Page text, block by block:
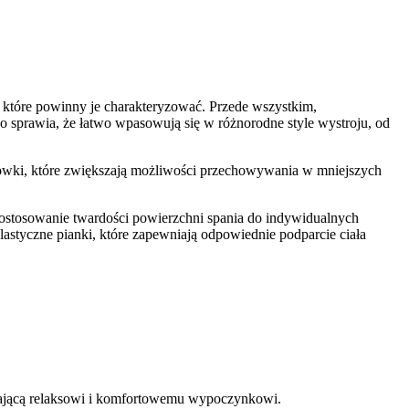
powinny je charakteryzować. Przede wszystkim,
sprawia, że łatwo wpasowują się w różnorodne style wystroju, od
które zwiększają możliwości przechowywania w mniejszych
twardości powierzchni spania do indywidualnych
pianki, które zapewniają odpowiednie podparcie ciała
relaksowi i komfortowemu wypoczynkowi.